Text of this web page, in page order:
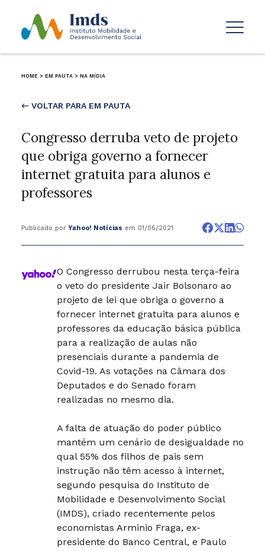
HOME > EM PAUTA > NA MÍDIA
← VOLTAR PARA EM PAUTA
Congresso derruba veto de projeto
que obriga governo a fornecer
internet gratuita para alunos e
professores
Publicado por Yahoo! Notícias em 01/06/2021
O Congresso derrubou nesta terça-feira
o veto do presidente Jair Bolsonaro ao
projeto de lei que obriga o governo a
fornecer internet gratuita para alunos e
professores da educação básica pública
para a realização de aulas não
presenciais durante a pandemia de
Covid-19. As votações na Câmara dos
Deputados e do Senado foram
realizadas no mesmo dia.
A falta de atuação do poder público
mantém um cenário de desigualdade no
qual 55% dos filhos de pais sem
instrução não têm acesso à internet,
segundo pesquisa do Instituto de
Mobilidade e Desenvolvimento Social
(IMDS), criado recentemente pelos
economistas Arminio Fraga, ex-
presidente do Banco Central, e Paulo